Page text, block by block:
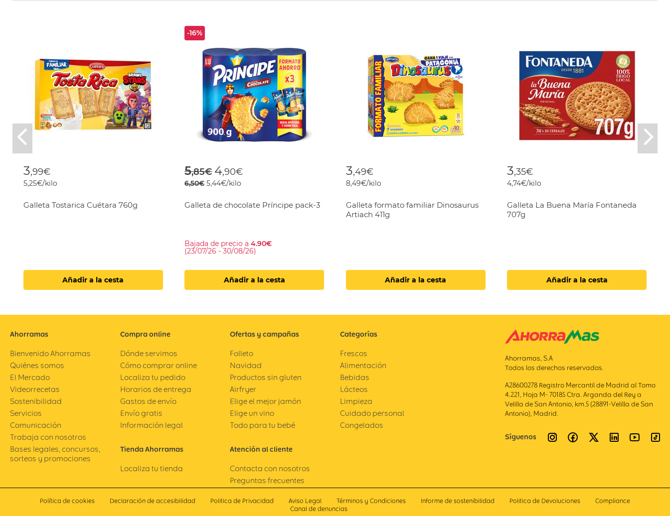
3,99€
5,25€/kilo
Galleta Tostarica Cuétara 760g
Añadir a la cesta
-16%
Price reduced from
5,85€to
4,90€
6,50€ 5,44€/kilo
Galleta de chocolate Príncipe pack-3
Bajada de precio a4.90€
(23/07/26 - 30/08/26)
Añadir a la cesta
3,49€
8,49€/kilo
Galleta formato familiar Dinosaurus
Artiach 411g
Añadir a la cesta
3,35€
4,74€/kilo
Galleta La Buena María Fontaneda
707g
Añadir a la cesta
Previous
Ahorramas
Bienvenido Ahorramas
Quiénes somos
El Mercado
Videorrecetas
Sostenibilidad
Servicios
Comunicación
Trabaja con nosotros
Bases legales, concursos,
sorteos y promociones
Compra online
Dónde servimos
Cómo comprar online
Localiza tu pedido
Horarios de entrega
Gastos de envío
Envío gratis
Información legal
Tienda Ahorramas
Localiza tu tienda
Ofertas y campañas
Folleto
Navidad
Productos sin gluten
Airfryer
Elige el mejor jamón
Elige un vino
Todo para tu bebé
Atención al cliente
Contacta con nosotros
Preguntas frecuentes
Categorías
Frescos
Alimentación
Bebidas
Lácteos
Limpieza
Cuidado personal
Congelados
Ahorramas, S.A
Todos los derechos reservados.
A28600278 Registro Mercantil de Madrid al Tomo
4.221, Hoja M- 70185 Ctra. Arganda del Rey a
Velilla de San Antonio, km.5 (28891-Velilla de San
Antonio), Madrid.
Síguenos
Política de cookies Declaración de accesibilidad Politica de Privacidad Aviso Legal Términos y Condiciones Informe de sostenibilidad Politica de Devoluciones
Compliance
Canal de denuncias